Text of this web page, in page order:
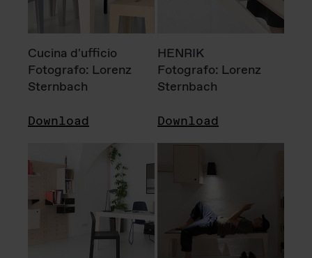
Cucina d'ufficio
Fotografo: Lorenz
Sternbach
Download
HENRIK
Fotografo: Lorenz
Sternbach
Download